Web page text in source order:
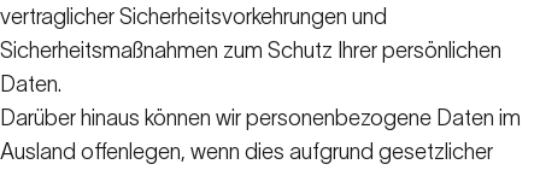
vertraglicher Sicherheitsvorkehrungen und
Sicherheitsmaßnahmen zum Schutz Ihrer persönlichen
Daten.
Darüber hinaus können wir personenbezogene Daten im
Ausland offenlegen, wenn dies aufgrund gesetzlicher